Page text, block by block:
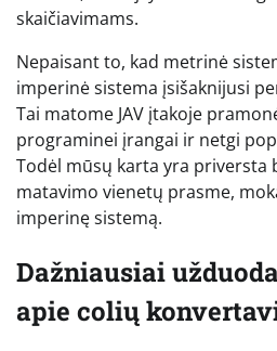
skaičiavimams.
Nepaisant to, kad metrinė
imperinė sistema įsišaknijusi
Tai matome JAV įtakoje
programinei įrangai ir netgi
Todėl mūsų karta yra priversta
matavimo vienetų prasme,
imperinę sistemą.
Dažniausiai
apie colių